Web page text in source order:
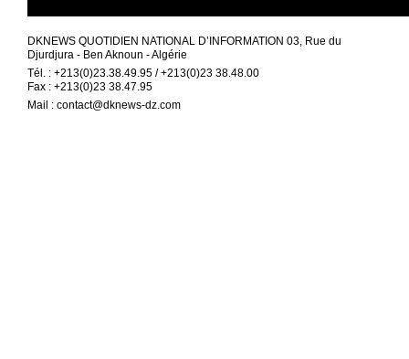
DKNEWS QUOTIDIEN NATIONAL D’INFORMATION 03, Rue du
Djurdjura - Ben Aknoun - Algérie
Tél. : +213(0)23.38.49.95 / +213(0)23 38.48.00
Fax : +213(0)23 38.47.95
Mail : contact@dknews-dz.com